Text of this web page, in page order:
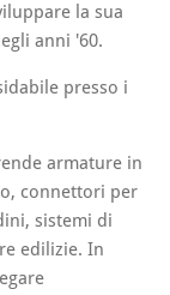
la sua
anni '60.
presso i
armature in
connettori per
sistemi di
edilizie. In